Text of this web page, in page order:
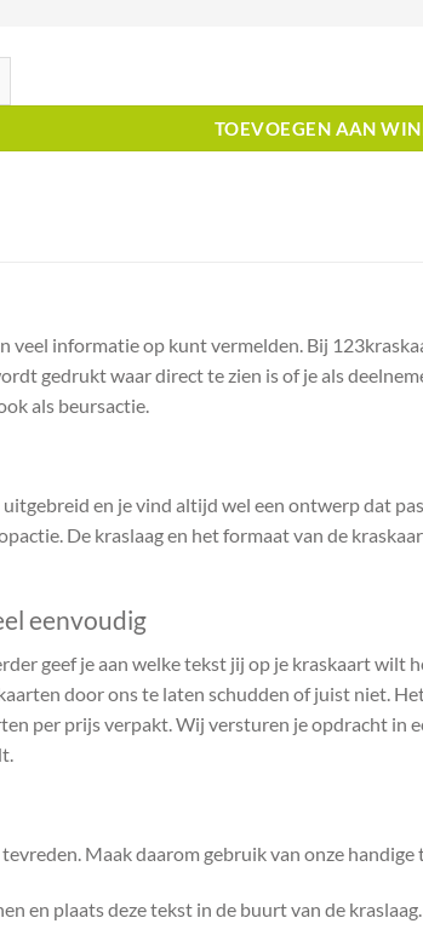
TOEVOEGEN AAN
informatie op kunt vermelden. Bij
gedrukt waar direct te zien is of je als
als beursactie.
en je vind altijd wel een ontwerp dat
De kraslaag en het formaat van de
eenvoudig
geef je aan welke tekst jij op je kraskaart wilt
door ons te laten schudden of juist niet.
per prijs verpakt. Wij versturen je opdracht in
Maak daarom gebruik van onze
en plaats deze tekst in de buurt van de kraslaag.